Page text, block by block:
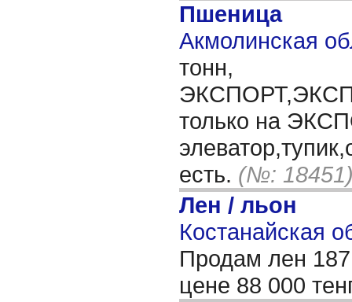
Пшеница
Акмолинская
тонн,
только на
есть. (№:
Лен / льон
Костанайская
Продам лен
цене 88 000